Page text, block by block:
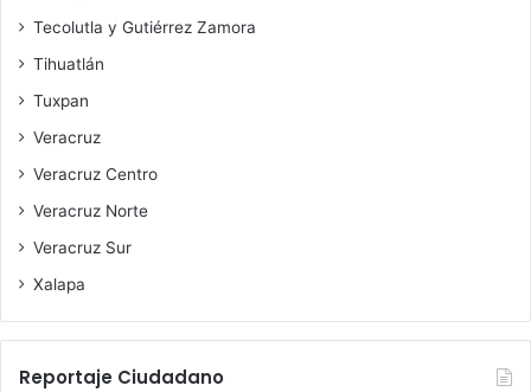
Tecolutla y Gutiérrez Zamora
Tihuatlán
Tuxpan
Veracruz
Veracruz Centro
Veracruz Norte
Veracruz Sur
Xalapa
Reportaje Ciudadano